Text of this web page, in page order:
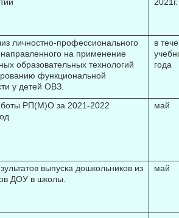
личностно-профессионального
направленного на применение
образовательных технологий
функциональной
у детей ОВЗ.
в
года
РП(М)О за 2021-2022
май
выпуска дошкольников из
ДОУ в школы.
май